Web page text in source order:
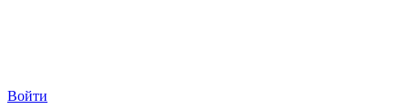
Войти